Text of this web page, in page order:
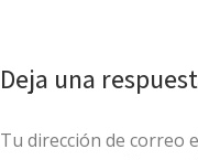
Deja una
Tu dirección de correo